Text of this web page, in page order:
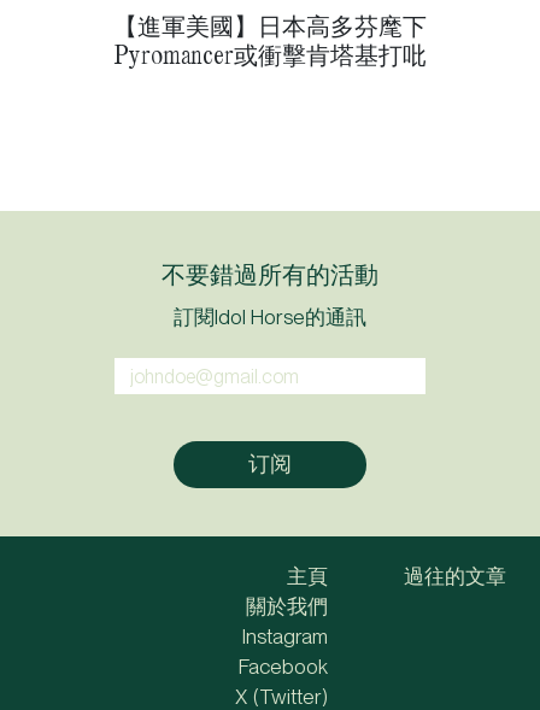
【進軍美國】日本高多芬麾下
Pyromancer或衝擊肯塔基打吡
不要錯過所有的活動
訂閱Idol Horse的通訊
主頁
關於我們
過往的文章
Instagram
Facebook
X (Twitter)